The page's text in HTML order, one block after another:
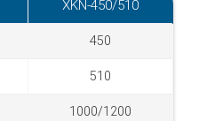
XKN-450/510
450
510
1000/1200